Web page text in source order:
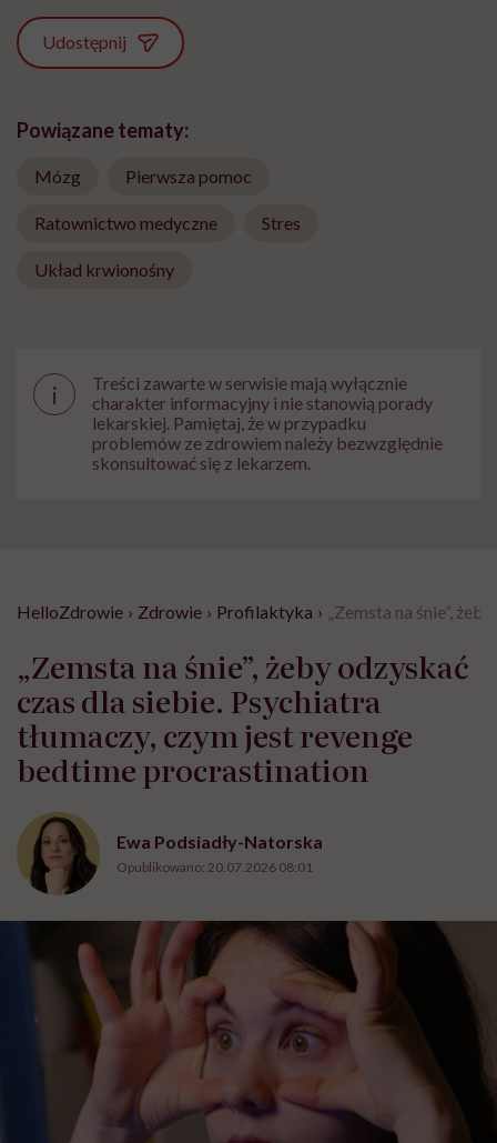
Udostępnij
Powiązane tematy:
Mózg Pierwsza pomoc
Ratownictwo medyczne Stres
Układ krwionośny
i
Treści zawarte w serwisie mają wyłącznie
charakter informacyjny i nie stanowią porady
lekarskiej. Pamiętaj, że w przypadku
problemów ze zdrowiem należy bezwzględnie
skonsultować się z lekarzem.
HelloZdrowie › Zdrowie › Profilaktyka › „Zemsta na śnie”,
„Zemsta na śnie”, żeby odzyskać
czas dla siebie. Psychiatra
tłumaczy, czym jest revenge
bedtime procrastination
Ewa Podsiadły-Natorska
Opublikowano: 20.07.2026 08:01